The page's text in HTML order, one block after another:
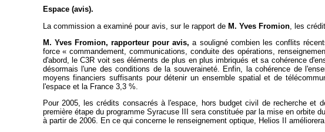
Espace (avis).
La commission a examiné pour avis, sur le rapport de M. Yves Fromion, les
M. Yves Fromion, rapporteur pour avis,a souligné combien les conflits
force « commandement, communications, conduite des opérations,
d'abord, le C3R voit ses éléments de plus en plus imbriqués et sa cohérence
désormais l'une des conditions de la souveraineté. Enfin, la cohérence de
moyens financiers suffisants pour détenir un ensemble spatial et de
l'espace et la France 3,3 %.
Pour 2005, les crédits consacrés à l'espace, hors budget civil de recherche et
première étape du programme Syracuse III sera constituée par la mise en orbite
à partir de 2006. En ce qui concerne le renseignement optique, Helios II